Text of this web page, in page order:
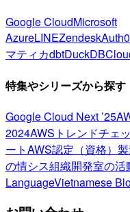
Google CloudMicrosoft
AzureLINEZendeskAuth0
マティカdbtDuckDB
特集やシリーズから探す
Google Cloud Next ’25
2024AWSトレンドチェ
ートAWS認定（資格）
の情シス組織開発室の活
LanguageVietnamese